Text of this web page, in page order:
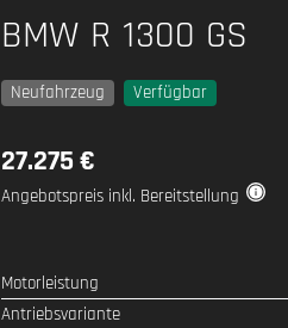
BMW R 1300 GS
Neufahrzeug Verfügbar
27.275 €
Angebotspreis inkl. Bereitstellung
SPEZIFIKATION WERT
Motorleistung
Antriebsvariante